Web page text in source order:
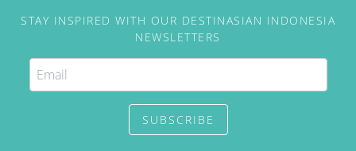
STAY INSPIRED WITH OUR DESTINASIAN INDONESIA
NEWSLETTERS
SUBSCRIBE